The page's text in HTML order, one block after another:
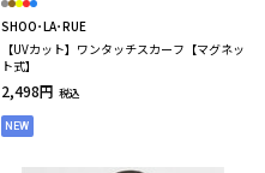
SHOO･LA･RUE
【UVカット】ワンタッチスカーフ【マグネッ
ト式】
2,498円 税込
NEW